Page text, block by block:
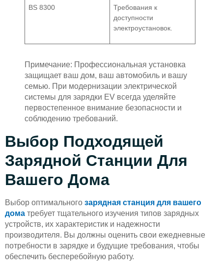
BS 8300
Требования к
доступности
электроустановок.
Примечание: Профессиональная установка
защищает ваш дом, ваш автомобиль и вашу
семью. При модернизации электрической
системы для зарядки EV всегда уделяйте
первостепенное внимание безопасности и
соблюдению требований.
Выбор Подходящей
Зарядной Станции Для
Вашего Дома
Выбор оптимального зарядная станция для вашего
дома требует тщательного изучения типов зарядных
устройств, их характеристик и надежности
производителя. Вы должны оценить свои ежедневные
потребности в зарядке и будущие требования, чтобы
обеспечить бесперебойную работу.